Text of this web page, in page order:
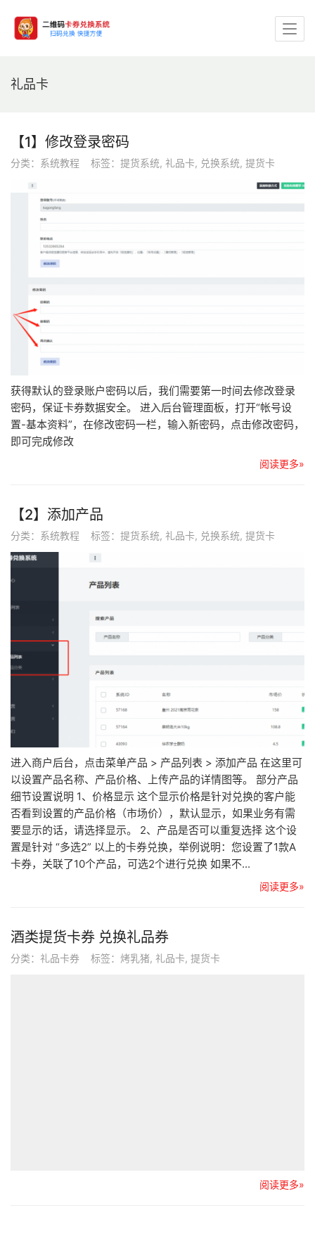
礼品卡
【1】修改登录密码
分类： 系统教程 标签： 提货系统, 礼品卡, 兑换系统, 提货卡
获得默认的登录账户密码以后，我们需要第一时间去修改登录
密码，保证卡券数据安全。 进入后台管理面板，打开“帐号设
置-基本资料”，在修改密码一栏，输入新密码，点击修改密码，
即可完成修改
阅读更多»
【2】添加产品
分类： 系统教程 标签： 提货系统, 礼品卡, 兑换系统, 提货卡
进入商户后台，点击菜单产品 > 产品列表 > 添加产品 在这里可
以设置产品名称、产品价格、上传产品的详情图等。 部分产品
细节设置说明 1、价格显示 这个显示价格是针对兑换的客户能
否看到设置的产品价格（市场价），默认显示，如果业务有需
要显示的话，请选择显示。 2、产品是否可以重复选择 这个设
置是针对 “多选2” 以上的卡券兑换，举例说明：您设置了1款A
卡券，关联了10个产品，可选2个进行兑换 如果不...
阅读更多»
酒类提货卡券 兑换礼品券
分类： 礼品卡券 标签： 烤乳猪, 礼品卡, 提货卡
阅读更多»